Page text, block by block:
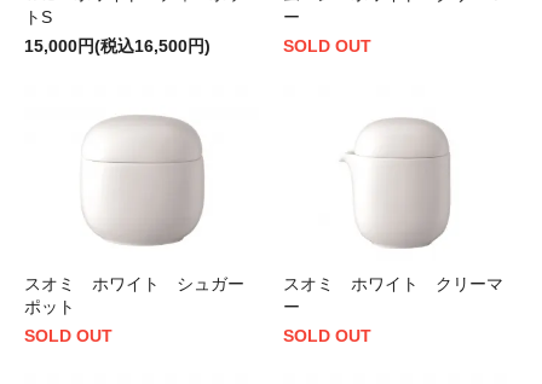
トS
15,000円(税込16,500円)
ー
SOLD OUT
スオミ ホワイト シュガー
ポット
SOLD OUT
スオミ ホワイト クリーマ
ー
SOLD OUT